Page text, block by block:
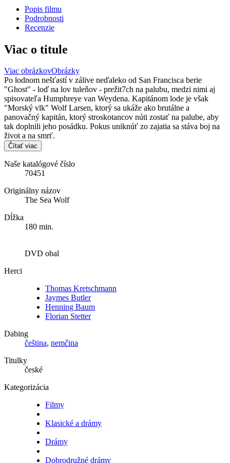
Popis filmu
Podrobnosti
Recenzie
Viac o titule
Viac obrázkovObrázky
Po lodnom nešťastí v zálive neďaleko od San Francisca berie
"Ghost" - loď na lov tuleňov - prežit7ch na palubu, medzi nimi aj
spisovateľa Humphreye van Weydena. Kapitánom lode je však
"Morský vlk" Wolf Larsen, ktorý sa ukáže ako brutálne a
panovačný kapitán, ktorý stroskotancov núti zostať na palube, aby
tak doplnili jeho posádku. Pokus uniknúť zo zajatia sa stáva boj na
život a na smrť.
Čítať viac
Naše katalógové číslo
70451
Originálny názov
The Sea Wolf
Dĺžka
180 min.
DVD obal
Herci
Thomas Kretschmann
Jaymes Butler
Henning Baum
Florian Stetter
Dabing
čeština, nemčina
Titulky
české
Kategorizácia
Filmy
Klasické a drámy
Drámy
Dobrodružné drámy